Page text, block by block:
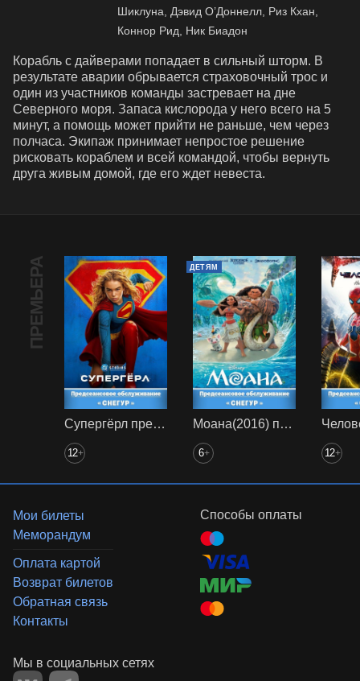
Шиклуна, Дэвид О’Доннелл, Риз Кхан,
Коннор Рид, Ник Биадон
Корабль с дайверами попадает в сильный шторм. В
результате аварии обрывается страховочный трос и
один из участников команды застревает на дне
Северного моря. Запаса кислорода у него всего на 5
минут, а помощь может прийти не раньше, чем через
полчаса. Экипаж принимает непростое решение
рисковать кораблем и всей командой, чтобы вернуть
друга живым домой, где его ждет невеста.
ПРЕМЬЕРА
Супергёрл предс. обсл. Снегур
12+
ДЕТЯМ
Моана(2016) предс. обсл. Снегур
6+ 12+
Мои билеты
Меморандум
Оплата картой
Возврат билетов
Обратная связь
Контакты
Способы оплаты